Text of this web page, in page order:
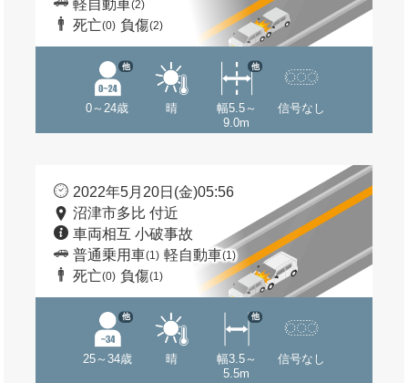
軽自動車(2)
死亡(0) 負傷(2)
0～24歳
他
晴
幅5.5～
9.0m
他
信号なし
2022年5月20日(金)05:56
沼津市多比 付近
車両相互 小破事故
普通乗用車(1) 軽自動車(1)
死亡(0) 負傷(1)
25～34歳
他
晴
幅3.5～
5.5m
他
信号なし